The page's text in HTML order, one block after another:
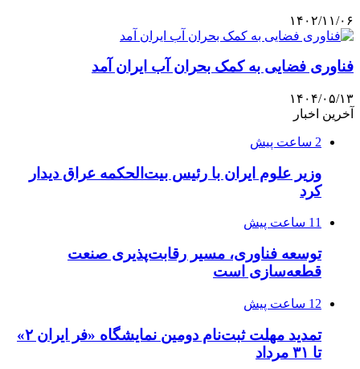
۱۴۰۲/۱۱/۰۶
فناوری فضایی به کمک بحران آب ایران آمد
۱۴۰۴/۰۵/۱۳
آخرین اخبار
2 ساعت پیش
وزیر علوم ایران با رئیس بیت‌الحکمه عراق دیدار
کرد
11 ساعت پیش
توسعه فناوری، مسیر رقابت‌پذیری صنعت
قطعه‌سازی است
12 ساعت پیش
تمدید مهلت ثبت‌نام دومین نمایشگاه «فر ایران ۲»
تا ۳۱ مرداد